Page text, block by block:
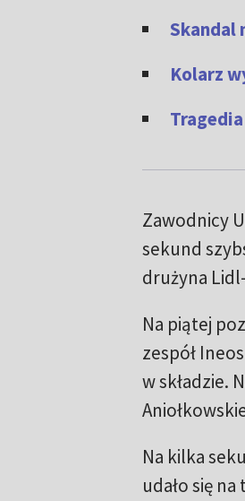
Skandal
Kolarz
Zawodnicy
sekund
drużyna
Na piątej
zespół
w składzie.
Na kilka
udało się